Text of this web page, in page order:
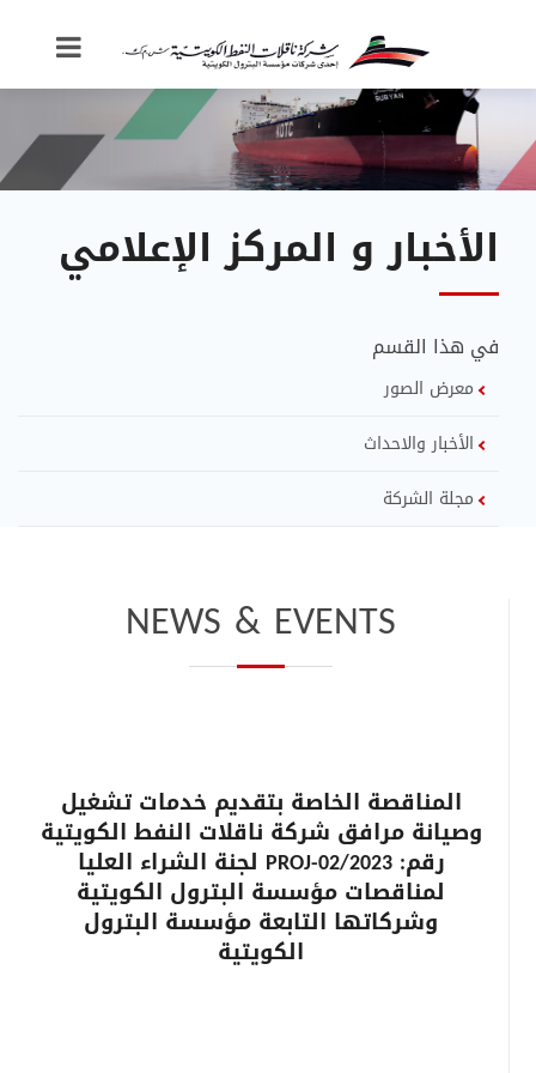
الأخبار و المركز الإعلامي
في هذا القسم
معرض الصور
الأخبار والاحداث
مجلة الشركة
NEWS & EVENTS
المناقصة الخاصة بتقديم خدمات تشغيل
وصيانة مرافق شركة ناقلات النفط الكويتية
رقم: PROJ-02/2023 لجنة الشراء العليا
لمناقصات مؤسسة البترول الكويتية
وشركاتها التابعة مؤسسة البترول
الكويتية